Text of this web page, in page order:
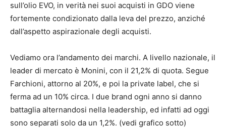
sull’olio EVO, in verità nei suoi acquisti in GDO viene
fortemente condizionato dalla leva del prezzo, anziché
dall’aspetto aspirazionale degli acquisti.
Vediamo ora l’andamento dei marchi. A livello nazionale, il
leader di mercato è Monini, con il 21,2% di quota. Segue
Farchioni, attorno al 20%, e poi la private label, che si
ferma ad un 10% circa. I due brand ogni anno si danno
battaglia alternandosi nella leadership, ed infatti ad oggi
sono separati solo da un 1,2%. (vedi grafico sotto)